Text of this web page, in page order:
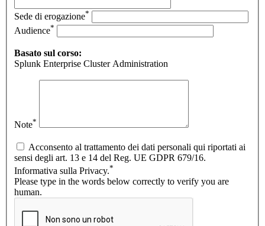
Sede di erogazione*
Audience*
Basato sul corso:
Splunk Enterprise Cluster Administration
Note*
Acconsento al trattamento dei dati personali qui riportati ai
sensi degli art. 13 e 14 del Reg. UE GDPR 679/16.
Informativa sulla Privacy.*
Please type in the words below correctly to verify you are
human.